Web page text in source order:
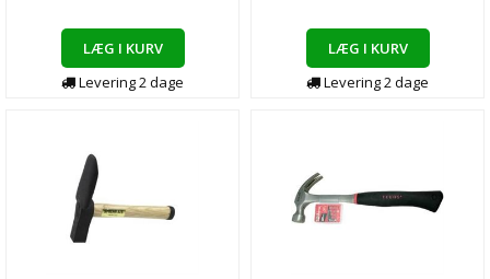
LÆG I KURV
Levering2dage
LÆG I KURV
Levering2dage